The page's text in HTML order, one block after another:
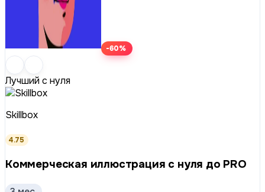
-60%
Лучший с нуля
Skillbox
4.75
Коммерческая иллюстрация с нуля до PRO